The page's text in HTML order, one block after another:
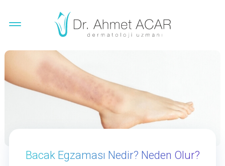
Bacak Egzaması Nedir? Neden Olur?